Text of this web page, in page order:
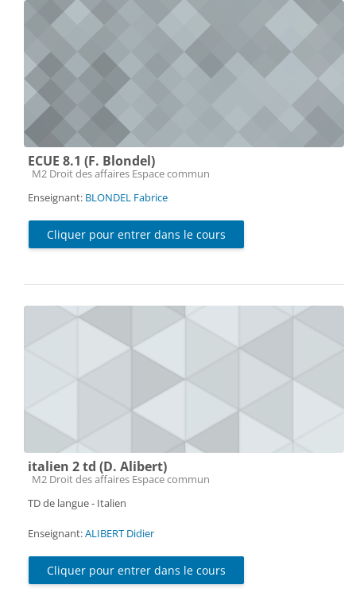
ECUE 8.1 (F. Blondel)
Catégorie de cours
M2 Droit des affaires Espace commun
Enseignant: BLONDEL Fabrice
Cliquer pour entrer dans le cours
italien 2 td (D. Alibert)
Catégorie de cours
M2 Droit des affaires Espace commun
TD de langue - Italien
Enseignant:ALIBERT Didier
Cliquer pour entrer dans le cours